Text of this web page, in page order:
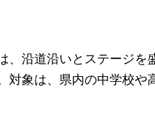
沿道沿いとステージを
対象は、県内の中学校や